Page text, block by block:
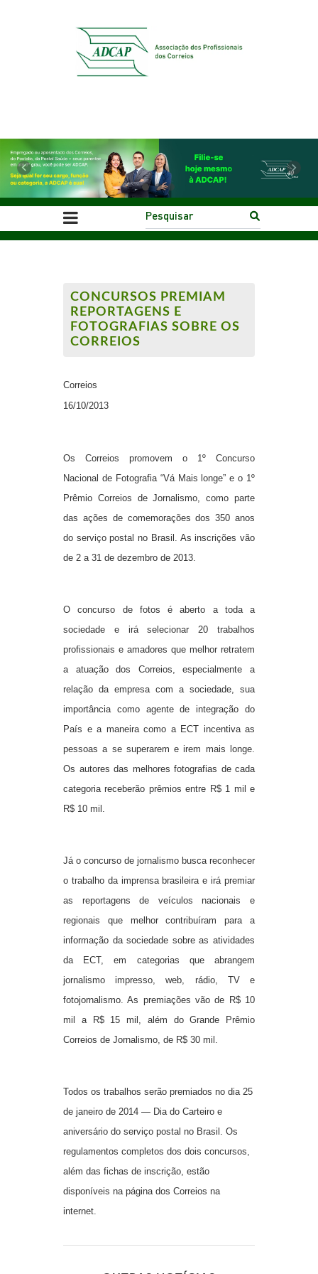
Previous Next
CONCURSOS PREMIAM
REPORTAGENS E
FOTOGRAFIAS SOBRE OS
CORREIOS
Correios
16/10/2013
Os Correios promovem o 1º Concurso
Nacional de Fotografia “Vá Mais longe” e o 1º
Prêmio Correios de Jornalismo, como parte
das ações de comemorações dos 350 anos
do serviço postal no Brasil. As inscrições vão
de 2 a 31 de dezembro de 2013.
O concurso de fotos é aberto a toda a
sociedade e irá selecionar 20 trabalhos
profissionais e amadores que melhor retratem
a atuação dos Correios, especialmente a
relação da empresa com a sociedade, sua
importância como agente de integração do
País e a maneira como a ECT incentiva as
pessoas a se superarem e irem mais longe.
Os autores das melhores fotografias de cada
categoria receberão prêmios entre R$ 1 mil e
R$ 10 mil.
Já o concurso de jornalismo busca reconhecer
o trabalho da imprensa brasileira e irá premiar
as reportagens de veículos nacionais e
regionais que melhor contribuíram para a
informação da sociedade sobre as atividades
da ECT, em categorias que abrangem
jornalismo impresso, web, rádio, TV e
fotojornalismo. As premiações vão de R$ 10
mil a R$ 15 mil, além do Grande Prêmio
Correios de Jornalismo, de R$ 30 mil.
Todos os trabalhos serão premiados no dia 25
de janeiro de 2014 — Dia do Carteiro e
aniversário do serviço postal no Brasil. Os
regulamentos completos dos dois concursos,
além das fichas de inscrição, estão
disponíveis na página dos Correios na
internet.